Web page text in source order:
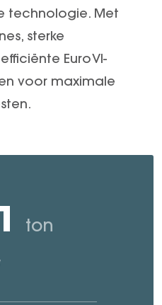
technologie. Met
sterke
Euro VI-
voor maximale
ton